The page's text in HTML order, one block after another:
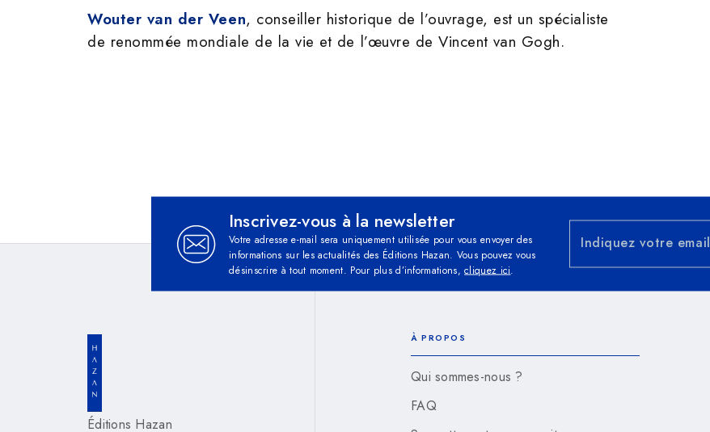
Wouter van der Veen, conseiller historique de l’ouvrage, est un spécialiste
de renommée mondiale de la vie et de l’œuvre de Vincent van Gogh.
Inscrivez-vous à la newsletter
Votre adresse e-mail sera uniquement utilisée pour vous envoyer des
informations sur les actualités des Éditions Hazan. Vous pouvez vous
désinscrire à tout moment. Pour plus d’informations,cliquez ici.
Indiquez votre email
Éditions Hazan
À PROPOS
Qui sommes-nous ?
FAQ